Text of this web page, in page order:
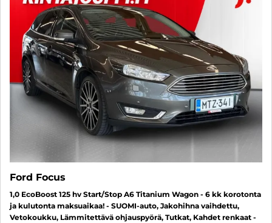
Ford Focus
1,0 EcoBoost 125 hv Start/Stop A6 Titanium Wagon - 6 kk korotonta
ja kulutonta maksuaikaa! - SUOMI-auto, Jakohihna vaihdettu,
Vetokoukku, Lämmitettävä ohjauspyörä, Tutkat, Kahdet renkaat -